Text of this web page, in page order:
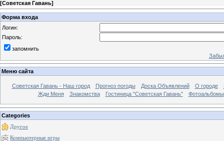
[Советская Гавань]
Форма входа
Логин:
Пароль:
запомнить
Меню сайта
Советская Гавань - Наш город Прогноз погоды Доска Объявлений О городе
Жди Меня
Знакомства Гостиница "Советская Гавань" Фотоальбомы
Categories
Другое
Компьютерные игры